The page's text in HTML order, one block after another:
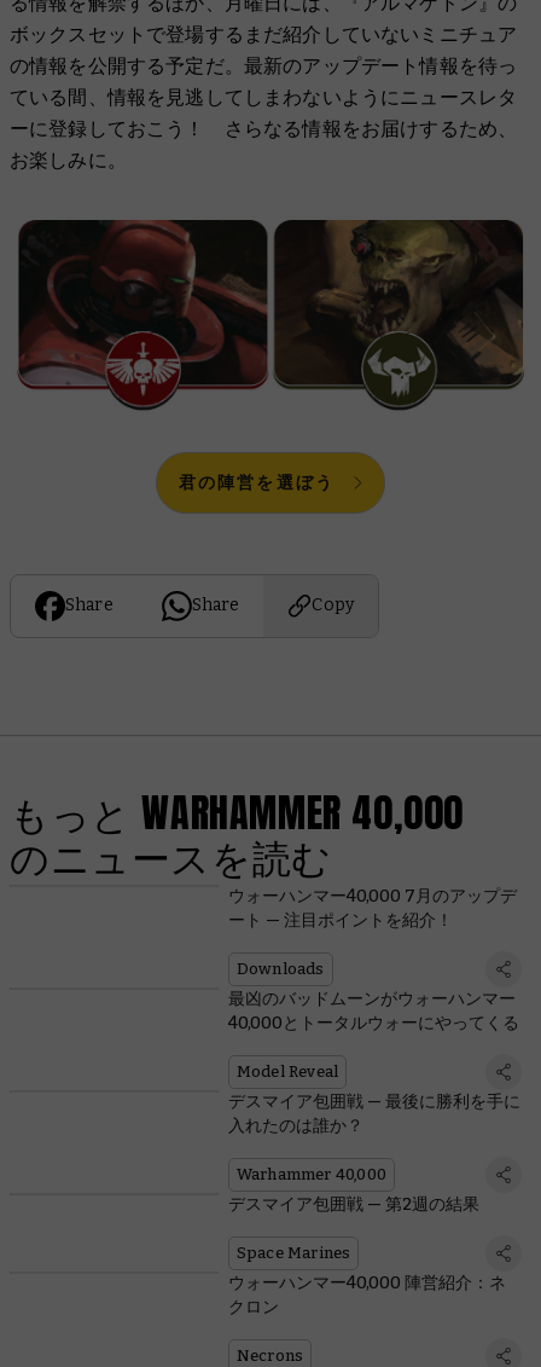
ボックスセットで登場するまだ紹介していないミニチュア
の情報を公開する予定だ。最新のアップデート情報を待っ
ている間、情報を見逃してしまわないようにニュースレタ
ーに登録しておこう！ さらなる情報をお届けするため、
お楽しみに。
君の陣営を選ぼう
Share Share Copy
もっと WARHAMMER 40,000
のニュースを読む
ウォーハンマー40,000 7月のアップデ
ート — 注目ポイントを紹介！
Downloads
最凶のバッドムーンがウォーハンマー
40,000とトータルウォーにやってくる
Model Reveal
デスマイア包囲戦 — 最後に勝利を手に
入れたのは誰か？
Warhammer 40,000
デスマイア包囲戦 — 第2週の結果
Space Marines
ウォーハンマー40,000 陣営紹介：ネ
クロン
Necrons